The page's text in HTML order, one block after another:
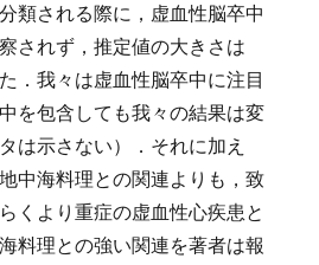
類される際に，虚血性脳卒中
されず，推定値の大きさは
．我々は虚血性脳卒中に注目
を包含しても我々の結果は変
は示さない）．それに加え
中海料理との関連よりも，致
くより重症の虚血性心疾患と
料理との強い関連を著者は報